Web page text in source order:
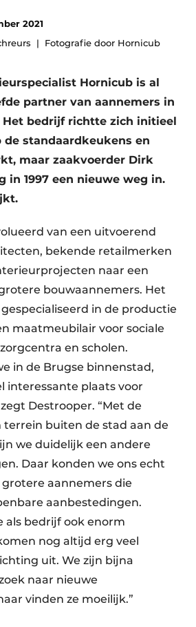
2021
Fotografie door Hornicub
Hornicub is al
partner van aannemers in
Het bedrijf richtte zich initieel
standaardkeukens en
maar zaakvoerder Dirk
in 1997 een nieuwe weg in.
van een uitvoerend
bekende retailmerken
naar een
bouwaannemers. Het
in de productie
maatmeubilair voor sociale
en scholen.
in de Brugse binnenstad,
interessante plaats voor
Destrooper. “Met de
terrein buiten de stad aan de
we duidelijk een andere
Daar konden we ons echt
aannemers die
aanbestedingen.
als bedrijf ook enorm
nog altijd erg veel
uit. We zijn bijna
naar nieuwe
vinden ze moeilijk.”